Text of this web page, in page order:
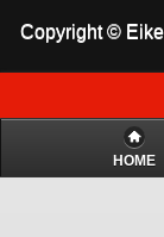
Copyright ©
HOME